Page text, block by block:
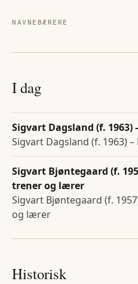
NAVNEBÆRERE
I dag
Sigvart Dagsland (f. 1963)
Sigvart Dagsland (f. 1963)
Sigvart Bjøntegaard (f.
trener og lærer
Sigvart Bjøntegaard (f.
og lærer
Historisk